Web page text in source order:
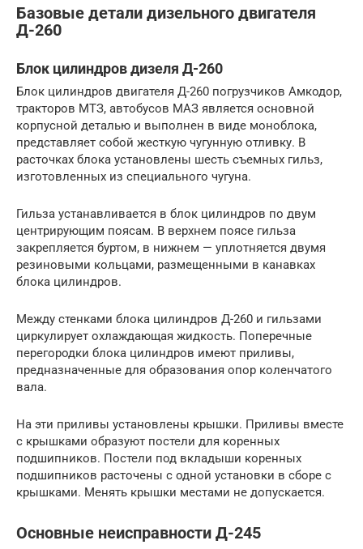
Базовые детали дизельного двигателя
Д-260
Блок цилиндров дизеля Д-260
Блок цилиндров двигателя Д-260 погрузчиков Амкодор,
тракторов МТЗ, автобусов МАЗ является основной
корпусной деталью и выполнен в виде моноблока,
представляет собой жесткую чугунную отливку. В
расточках блока установлены шесть съемных гильз,
изготовленных из специального чугуна.
Гильза устанавливается в блок цилиндров по двум
центрирующим поясам. В верхнем поясе гильза
закрепляется буртом, в нижнем — уплотняется двумя
резиновыми кольцами, размещенными в канавках
блока цилиндров.
Между стенками блока цилиндров Д-260 и гильзами
циркулирует охлаждающая жидкость. Поперечные
перегородки блока цилиндров имеют приливы,
предназначенные для образования опор коленчатого
вала.
На эти приливы установлены крышки. Приливы вместе
с крышками образуют постели для коренных
подшипников. Постели под вкладыши коренных
подшипников расточены с одной установки в сборе с
крышками. Менять крышки местами не допускается.
Основные неисправности Д-245